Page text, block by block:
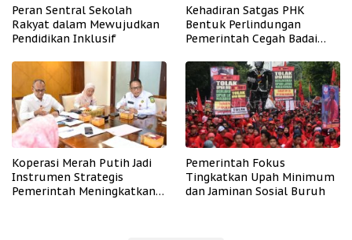
Peran Sentral Sekolah
Rakyat dalam Mewujudkan
Pendidikan Inklusif
Kehadiran Satgas PHK
Bentuk Perlindungan
Pemerintah Cegah Badai
Koperasi Merah Putih Jadi
Instrumen Strategis
Pemerintah Meningkatkan
Pemerintah Fokus
Tingkatkan Upah Minimum
dan Jaminan Sosial Buruh